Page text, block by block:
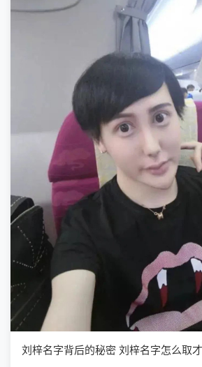
刘梓名字背后的秘密 刘梓名字怎么取